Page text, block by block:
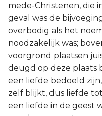
mede-Christenen, die
geval was de
overbodig als het
noodzakelijk was;
voorgrond plaatsen
deugd op deze plaats
een liefde bedoeld
zelf blijkt, dus liefde
een liefde in de geest